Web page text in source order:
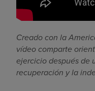
Creado con la
vídeo comparte
ejercicio después de
recuperación y la